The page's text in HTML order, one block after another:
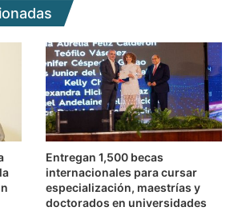
Entregan 1,500 becas
internacionales para cursar
especialización, maestrías y
doctorados en universidades